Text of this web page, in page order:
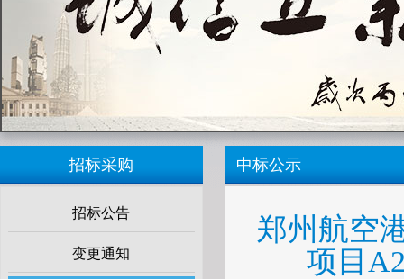
招标采购
招标公告
变更通知
中标公示
郑州航空
项目